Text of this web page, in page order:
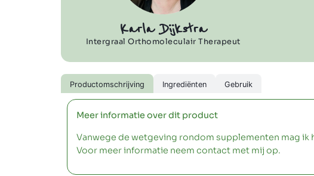
Karla Dijkstra
Intergraal Orthomoleculair Therapeut
Productomschrijving Ingrediënten Gebruik
Meer informatie over dit product
Vanwege de wetgeving rondom supplementen mag
Voor meer informatie neem contact met mij op.